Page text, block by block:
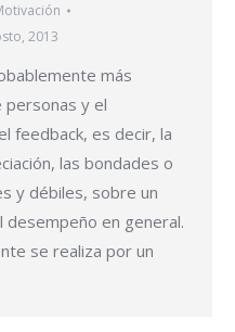
2013
más
personas y el
feedback, es decir, la
las bondades o
y débiles, sobre un
en general.
se realiza por un